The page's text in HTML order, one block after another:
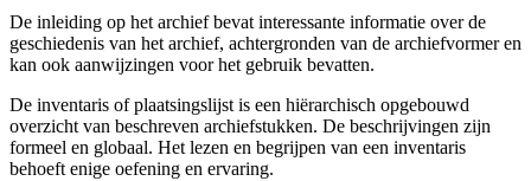
De inleiding op het archief bevat interessante informatie over de
geschiedenis van het archief, achtergronden van de archiefvormer en
kan ook aanwijzingen voor het gebruik bevatten.
De inventaris of plaatsingslijst is een hiërarchisch opgebouwd
overzicht van beschreven archiefstukken. De beschrijvingen zijn
formeel en globaal. Het lezen en begrijpen van een inventaris
behoeft enige oefening en ervaring.